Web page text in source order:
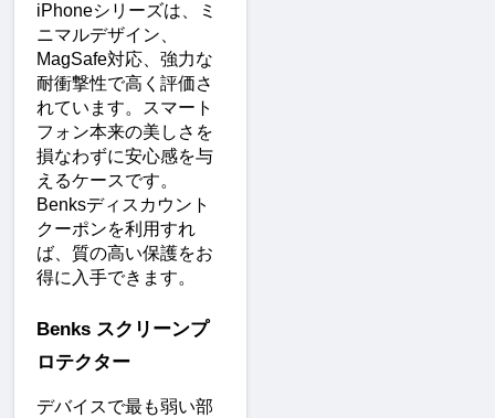
iPhoneシリーズは、ミ
ニマルデザイン、
MagSafe対応、強力な
耐衝撃性で高く評価さ
れています。スマート
フォン本来の美しさを
損なわずに安心感を与
えるケースです。
Benksディスカウント
クーポンを利用すれ
ば、質の高い保護をお
得に入手できます。
Benks スクリーンプ
ロテクター
デバイスで最も弱い部